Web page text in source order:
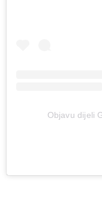
Objavu dijeli